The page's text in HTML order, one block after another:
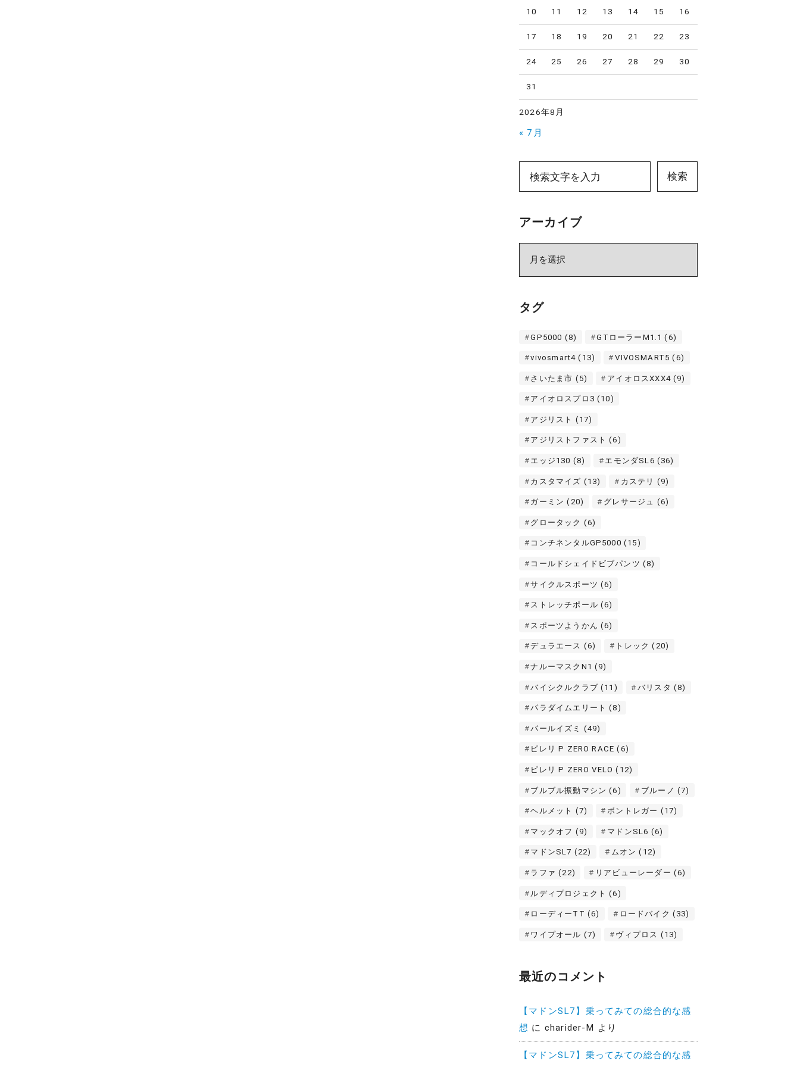
2026年8月
10 11 12 13 14 15 16
17 18 19 20 21 22 23
24 25 26 27 28 29 30
31
« 7月
検索
アーカイブ
イ
タグ
GP5000 (8) GTローラーM1.1 (6)
vivosmart4 (13) VIVOSMART5 (6)
さいたま市 (5) アイオロスXXX4(9)
アイオロスプロ3 (10)
アジリスト (17)
アジリストファスト (6)
エッジ130 (8) エモンダSL6 (36)
カスタマイズ (13) カステリ (9)
ガーミン (20) グレサージュ (6)
グロータック (6)
コンチネンタルGP5000 (15)
コールドシェイドビブパンツ (8)
サイクルスポーツ (6)
ストレッチポール (6)
スポーツようかん (6)
デュラエース (6) トレック (20)
ナルーマスクN1 (9)
バイシクルクラブ (11) バリスタ (8)
パラダイムエリート (8)
パールイズミ (49)
ピレリ P ZERO RACE (6)
ピレリ P ZERO VELO (12)
ブルブル振動マシン (6) ブルーノ (7)
ヘルメット (7) ボントレガー (17)
マックオフ (9) マドンSL6 (6)
マドンSL7 (22) ムオン (12)
ラファ (22) リアビューレーダー (6)
ルディプロジェクト (6)
ローディーTT (6) ロードバイク (33)
ワイプオール (7) ヴィプロス (13)
最近のコメント
【マドンSL7】乗ってみての総合的な感
想 に charider-M より
【マドンSL7】乗ってみての総合的な感